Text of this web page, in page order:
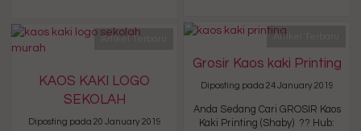
Artikel Terbaru
Grosir Kaos kaki Printing
Diposting pada 24 January 2019
Anda Sedang Cari GROSIR Kaos
Kaki Printing (Shaby) ?? Hub:
Artikel Terbaru
KAOS KAKI LOGO
SEKOLAH
Diposting pada 20 January 2019